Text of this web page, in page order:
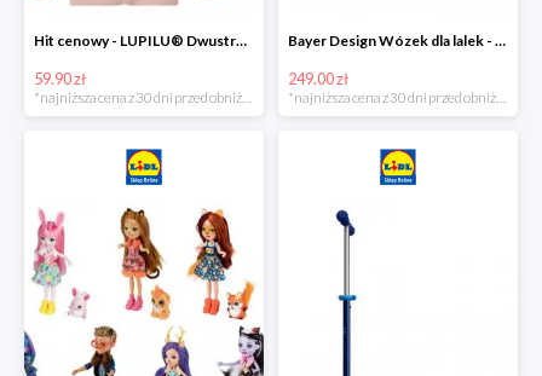
Hit cenowy - LUPILU® Dwustronna kurtka pikowana dziewczęca
59.90 zł
*najniższa cena z 30 dni przed obniżką
Bayer Design Wózek dla lalek - megazestaw
249.00 zł
*najniższa cena z 30 dni przed obniżką